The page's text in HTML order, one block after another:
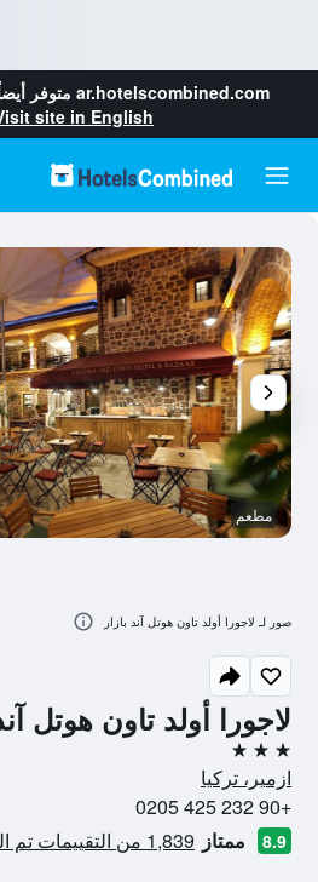
ar.hotelscombined.com متوفر
site in English
لاجورا أولد تاون هوتل
3 نجوم
ازمير، تركيا
+90 232 425 0205
8.9 ممتاز 1,839 من التقييمات تم التحقق منها
مطعم
صور لـ لاجورا أولد تاون هوتل آند بازار